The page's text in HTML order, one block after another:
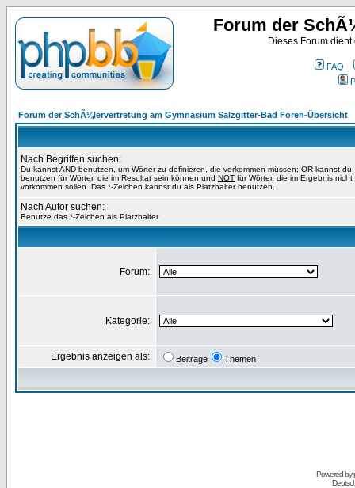
Forum der
Dieses Forum
FAQ
Forum der SchÃ¼lervertretung am Gymnasium Salzgitter-Bad Foren-Übersicht
Nach Begriffen suchen:
Du kannstAND benutzen, um Wörter zu definieren, die vorkommen müssen; OR kannst du
benutzen für Wörter, die im Resultat sein können und NOT für Wörter, die im Ergebnis nicht
vorkommen sollen. Das *-Zeichen kannst du als Platzhalter benutzen.
Nach Autor suchen:
Benutze das *-Zeichen als Platzhalter
Forum:
Kategorie:
Ergebnis anzeigen als: Beiträge Themen
Powered by